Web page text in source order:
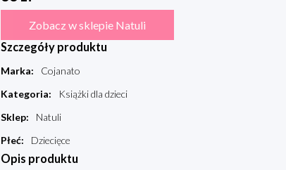
Zobacz w sklepie Natuli
Szczegóły produktu
Marka:
Cojanato
Kategoria:
Książki dla dzieci
Sklep:
Natuli
Płeć: Dziecięce
Opis produktu